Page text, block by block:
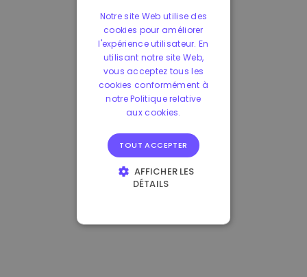
Notre site Web utilise des
cookies pour améliorer
l'expérience utilisateur. En
utilisant notre site Web,
vous acceptez tous les
cookies conformément à
notre Politique relative
aux cookies.
TOUT ACCEPTER
AFFICHER LES
DÉTAILS